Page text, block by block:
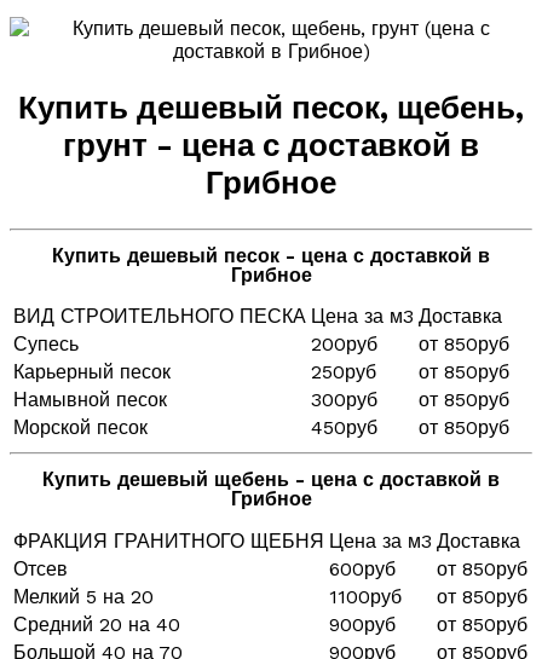
Купить дешевый песок, щебень,
грунт - цена с доставкой в
Грибное
Купить дешевый песок - цена с доставкой в
Грибное
ВИД СТРОИТЕЛЬНОГО ПЕСКА Цена за м3 Доставка
Супесь
200руб
от 850руб
Карьерный песок
250руб
от 850руб
Намывной песок
300руб
от 850руб
Морской песок
450руб от 850руб
Купить дешевый щебень - цена с доставкой в
Грибное
ФРАКЦИЯ ГРАНИТНОГО ЩЕБНЯ Цена за м3 Доставка
Отсев
600руб
от 850руб
Мелкий 5 на 20
1100руб
от 850руб
Средний 20 на 40
900руб
от 850руб
Большой 40 на 70
900руб от 850руб